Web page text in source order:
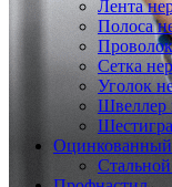
Лента
Полоса
Сетка
Уголок
Швеллер